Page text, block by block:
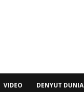
VIDEO DENYUT DUNIA